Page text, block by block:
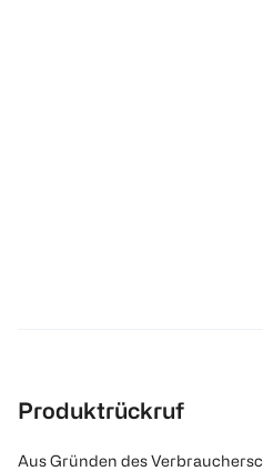
Produktrückruf
Aus Gründen des